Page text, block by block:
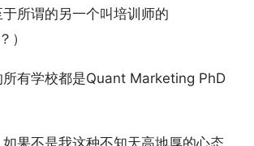
所谓的另一个叫培训师的
）
所有学校都是Quant Marketing PhD